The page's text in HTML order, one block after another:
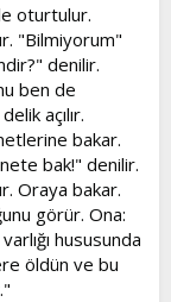
oturtulur.
"Bilmiyorum"
denilir.
ben de
açılır.
bakar.
bak!" denilir.
Oraya bakar.
görür. Ona:
hususunda
öldün ve bu